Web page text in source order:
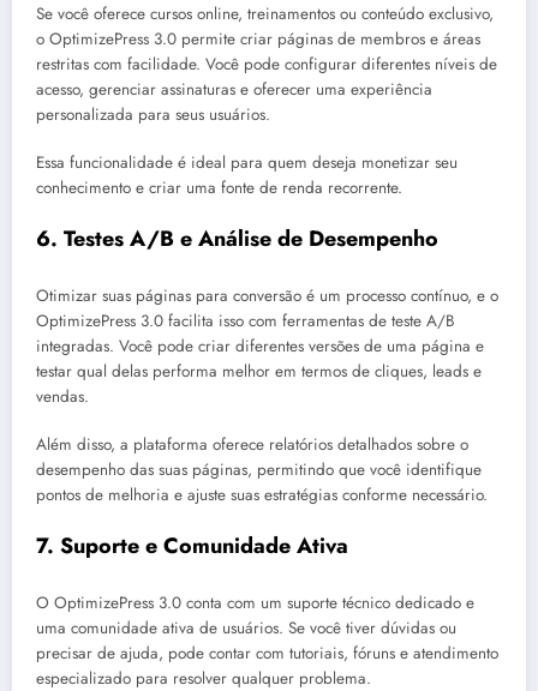
Se você oferece cursos online, treinamentos ou conteúdo exclusivo,
o OptimizePress 3.0 permite criar páginas de membros e áreas
restritas com facilidade. Você pode configurar diferentes níveis de
acesso, gerenciar assinaturas e oferecer uma experiência
personalizada para seus usuários.
Essa funcionalidade é ideal para quem deseja monetizar seu
conhecimento e criar uma fonte de renda recorrente.
6. Testes A/B e Análise de Desempenho
Otimizar suas páginas para conversão é um processo contínuo, e o
OptimizePress 3.0 facilita isso com ferramentas de teste A/B
integradas. Você pode criar diferentes versões de uma página e
testar qual delas performa melhor em termos de cliques, leads e
vendas.
Além disso, a plataforma oferece relatórios detalhados sobre o
desempenho das suas páginas, permitindo que você identifique
pontos de melhoria e ajuste suas estratégias conforme necessário.
7. Suporte e Comunidade Ativa
O OptimizePress 3.0 conta com um suporte técnico dedicado e
uma comunidade ativa de usuários. Se você tiver dúvidas ou
precisar de ajuda, pode contar com tutoriais, fóruns e atendimento
especializado para resolver qualquer problema.